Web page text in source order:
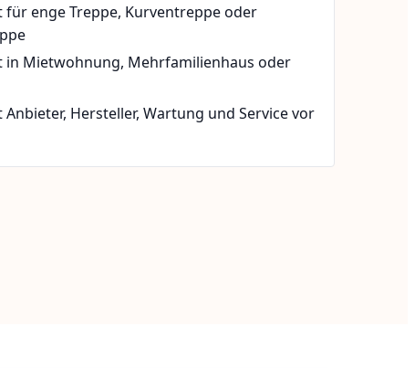
für enge Treppe, Kurventreppe oder
in Mietwohnung, Mehrfamilienhaus oder
Hersteller, Wartung und Service vor